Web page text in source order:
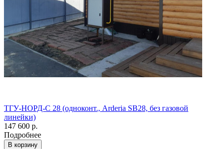
ТГУ-НОРД-С 28 (одноконт., Arderia SB28, без газовой
линейки)
147 600 р.
Подробнее
В корзину